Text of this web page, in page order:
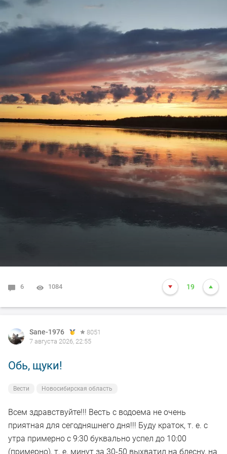
Ну а вам Друзья желаю НХНЧ и чтобы от рыболовного
процесса вы получали только приятные впечатления!
С уважением Шнивовод!🤝
6 1084 19
Sane-1976
8051
7 августа 2026, 22:55
Обь, щуки!
Вести Новосибирская область
Всем здравствуйте!!! Весть с водоема не очень
приятная для сегодняшнего дня!!! Буду краток, т. е. с
утра примерно с 9:30 буквально успел до 10:00
(примерно), т. е. минут за 30-50 выхватил на блесну, на